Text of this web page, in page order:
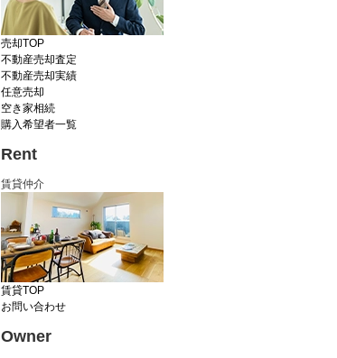
売却TOP
不動産売却査定
不動産売却実績
任意売却
空き家相続
購入希望者一覧
Rent
賃貸仲介
賃貸TOP
お問い合わせ
Owner